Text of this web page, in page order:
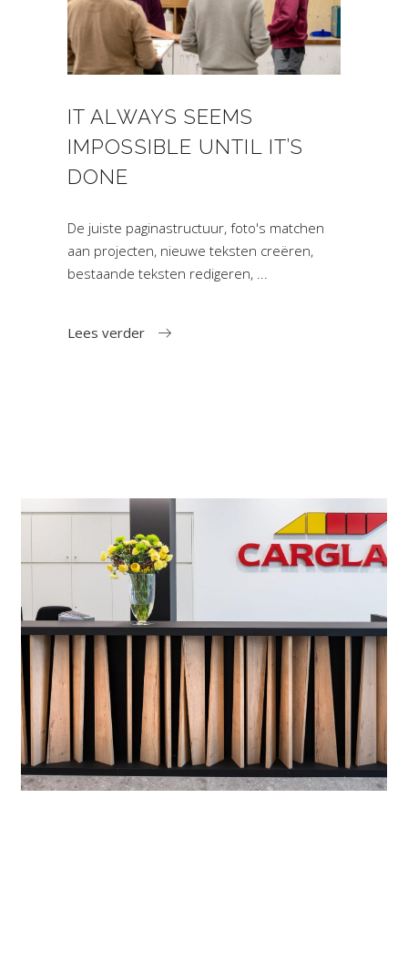
IT ALWAYS SEEMS
IMPOSSIBLE UNTIL IT’S
DONE
De juiste paginastructuur, foto's matchen
aan projecten, nieuwe teksten creëren,
bestaande teksten redigeren,
Lees verder